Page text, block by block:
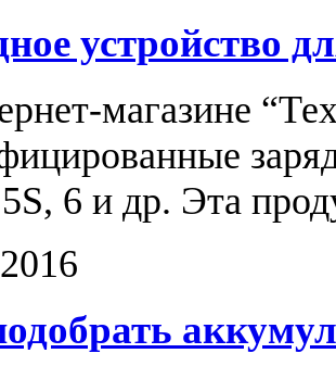
устройство
магазине
6 и др. Эта